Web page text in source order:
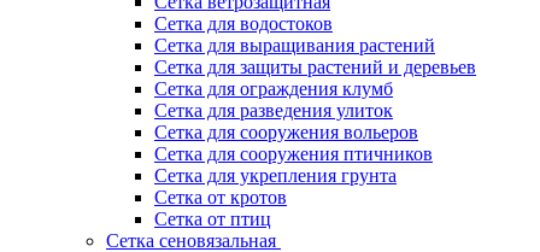
Сетка для водостоков
Сетка для выращивания растений
Сетка для защиты растений и деревьев
Сетка для ограждения клумб
Сетка для разведения улиток
Сетка для сооружения вольеров
Сетка для сооружения птичников
Сетка для укрепления грунта
Сетка от кротов
Сетка от птиц
Сетка сеновязальная